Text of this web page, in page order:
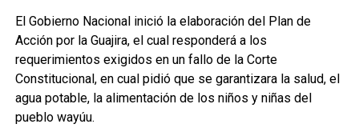
El Gobierno Nacional inició la elaboración del Plan de
Acción por la Guajira, el cual responderá a los
requerimientos exigidos en un fallo de la Corte
Constitucional, en cual pidió que se garantizara la salud, el
agua potable, la alimentación de los niños y niñas del
pueblo wayúu.